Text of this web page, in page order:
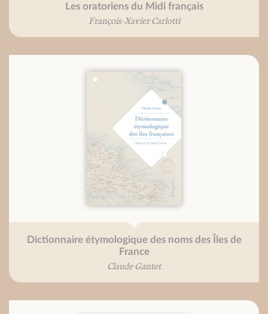
Les oratoriens du Midi français
François-Xavier Carlotti
Dictionnaire étymologique des noms des Îles de
France
Claude Gantet